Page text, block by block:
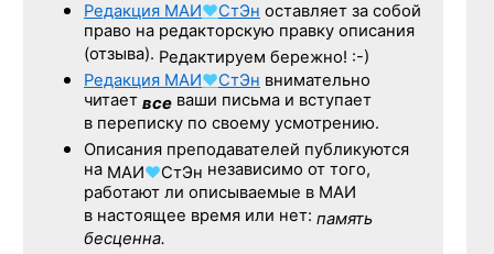
Редакция МАИ♥СтЭн оставляет за собой
право на редакторскую правку описания
(отзыва). Редактируем бережно! :-)
Редакция МАИ♥СтЭн внимательно
читает все ваши письма и вступает
в переписку по своему усмотрению.
Описания преподавателей публикуются
на МАИ♥СтЭн независимо от того,
работают ли описываемые в МАИ
в настоящее время или нет: память
бесценна.